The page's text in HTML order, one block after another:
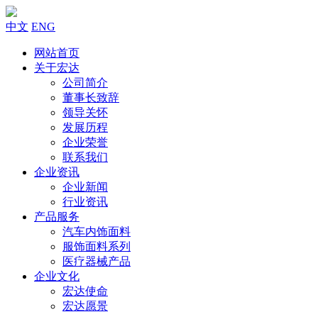
中文 ENG
网站首页
关于宏达
公司简介
董事长致辞
领导关怀
发展历程
企业荣誉
联系我们
企业资讯
企业新闻
行业资讯
产品服务
汽车内饰面料
服饰面料系列
医疗器械产品
企业文化
宏达使命
宏达愿景